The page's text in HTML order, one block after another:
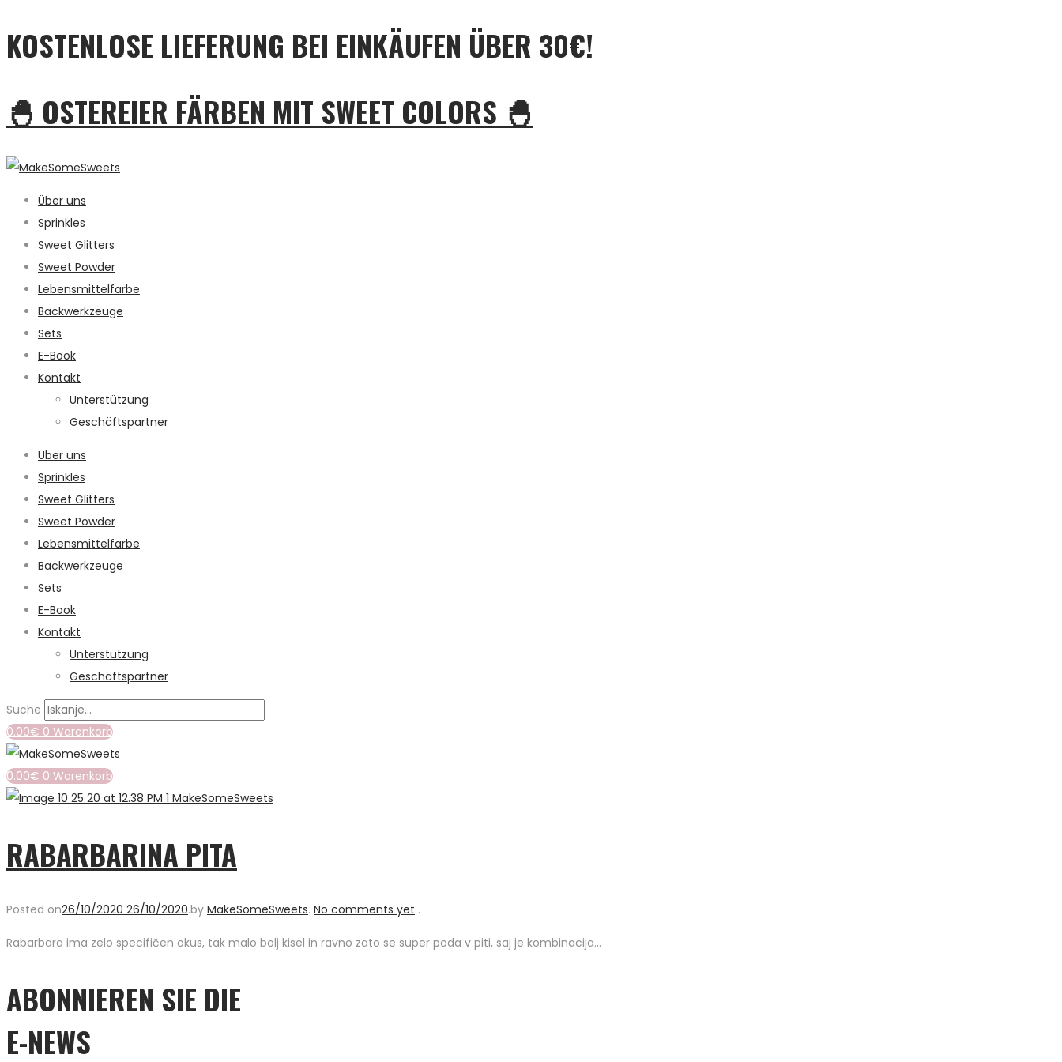
KOSTENLOSE LIEFERUNG BEI EINKÄUFEN ÜBER 30€!
🐣 OSTEREIER FÄRBEN MIT SWEET COLORS 🐣
Über uns
Sprinkles
Sweet Glitters
Sweet Powder
Lebensmittelfarbe
Backwerkzeuge
Sets
E-Book
Kontakt
Unterstützung
Geschäftspartner
Über uns
Sprinkles
Sweet Glitters
Sweet Powder
Lebensmittelfarbe
Backwerkzeuge
Sets
E-Book
Kontakt
Unterstützung
Geschäftspartner
Suche
0.00€ 0 Warenkorb
0.00€ 0 Warenkorb
RABARBARINA PITA
Posted on26/10/2020 26/10/2020.by MakeSomeSweets. No comments yet .
Rabarbara ima zelo specifičen okus, tak malo bolj kisel in ravno zato se super poda v piti, saj je kombinacija…
ABONNIEREN SIE DIE
E-NEWS